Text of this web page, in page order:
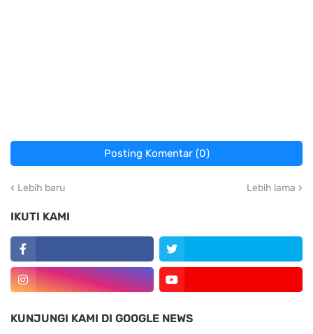
Posting Komentar (0)
Lebih baru Lebih lama
IKUTI KAMI
KUNJUNGI KAMI DI GOOGLE NEWS